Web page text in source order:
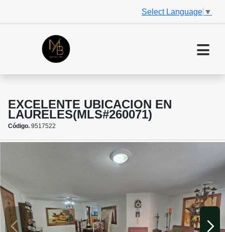
Select Language ▼
EXCELENTE UBICACION EN
LAURELES(MLS#260071)
Código. 9517522